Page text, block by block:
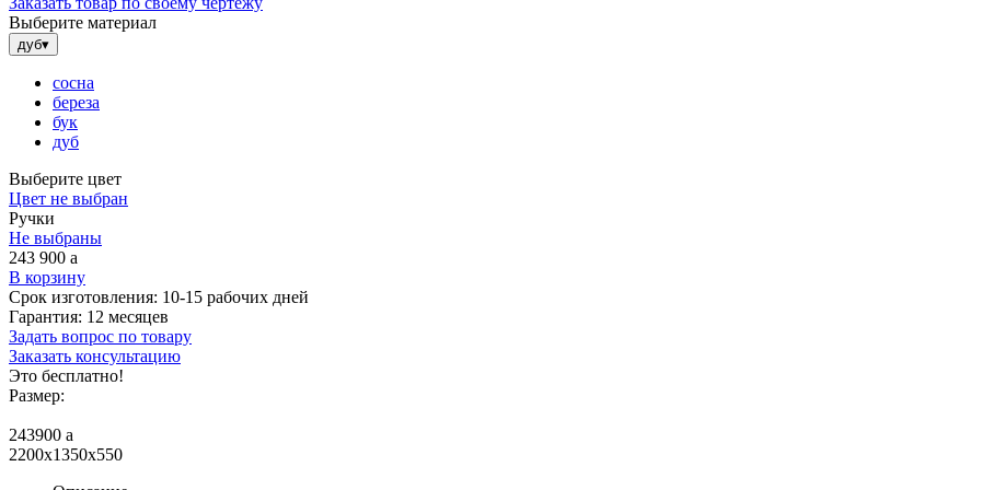
Выберите материал
дуб▾
сосна
береза
бук
дуб
Выберите цвет
Цвет не выбран
Ручки
Не выбраны
243 900 a
В корзину
Срок изготовления: 10-15 рабочих дней
Гарантия: 12 месяцев
Задать вопрос по товару
Заказать консультацию
Это бесплатно!
Размер:
243900 a
2200x1350x550